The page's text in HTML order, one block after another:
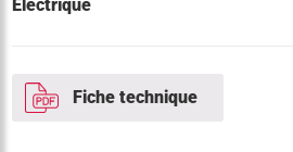
Electrique
Fiche technique